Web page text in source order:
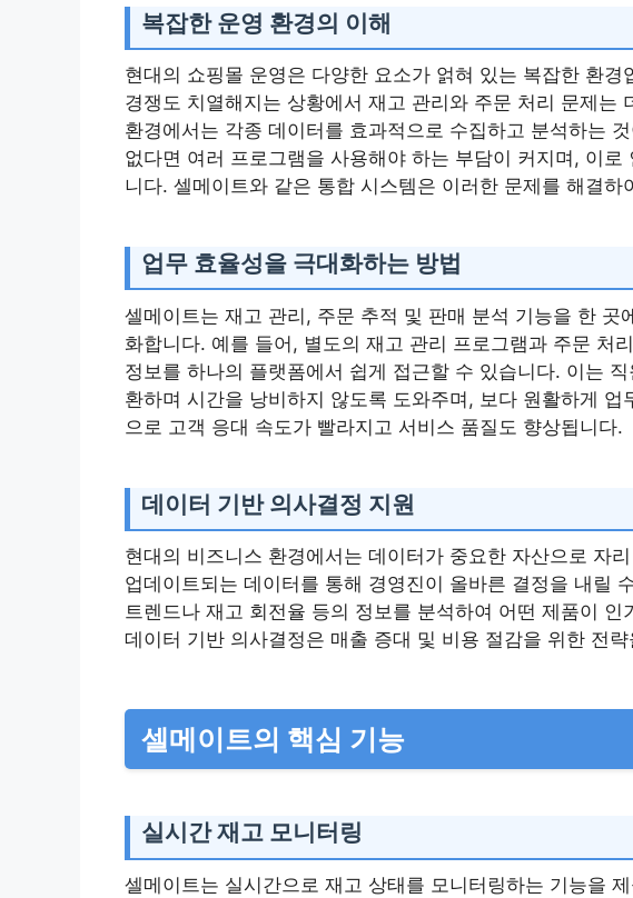
복잡한 운영 환경의 이해
현대의 쇼핑몰 운영은 다양한 요소가 얽혀 있는 복잡한 환
경쟁도 치열해지는 상황에서 재고 관리와 주문 처리 문제는
환경에서는 각종 데이터를 효과적으로 수집하고 분석하는
없다면 여러 프로그램을 사용해야 하는 부담이 커지며, 이
니다. 셀메이트와 같은 통합 시스템은 이러한 문제를 해결
업무 효율성을 극대화하는 방법
셀메이트는 재고 관리, 주문 추적 및 판매 분석 기능을 한 곳
화합니다. 예를 들어, 별도의 재고 관리 프로그램과 주문 처
정보를 하나의 플랫폼에서 쉽게 접근할 수 있습니다. 이는
환하며 시간을 낭비하지 않도록 도와주며, 보다 원활하게
으로 고객 응대 속도가 빨라지고 서비스 품질도 향상됩니다.
데이터 기반 의사결정 지원
현대의 비즈니스 환경에서는 데이터가 중요한 자산으로 자
업데이트되는 데이터를 통해 경영진이 올바른 결정을 내릴
트렌드나 재고 회전율 등의 정보를 분석하여 어떤 제품이
데이터 기반 의사결정은 매출 증대 및 비용 절감을 위한 전
셀메이트의 핵심 기능
실시간 재고 모니터링
셀메이트는 실시간으로 재고 상태를 모니터링하는 기능을